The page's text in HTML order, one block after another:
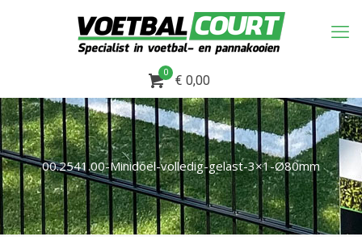
0
€ 0,00
00.2541.00-Minidoel-volledig-gelast-3×1-Ø80mm